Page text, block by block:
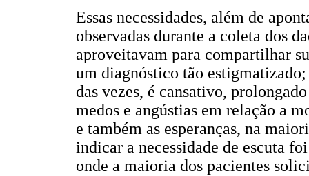
Essas necessidades, além de
observadas durante a coleta dos
aproveitavam para compartilhar
um diagnóstico tão
das vezes, é cansativo,
medos e angústias em relação a
e também as esperanças, na
indicar a necessidade de escuta
onde a maioria dos pacientes